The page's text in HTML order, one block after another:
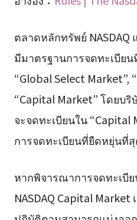
ตลาดหลักทรัพย์ NASDAQ
มีมาตรฐานการจดทะเบีย
“Global Select Market”,
“Capital Market” โดยบ
จะจดทะเบียนใน
การจดทะเบียนที่ยืดหยุ่นที่
หากพิจารณาการจดทะเบี
NASDAQ Capital